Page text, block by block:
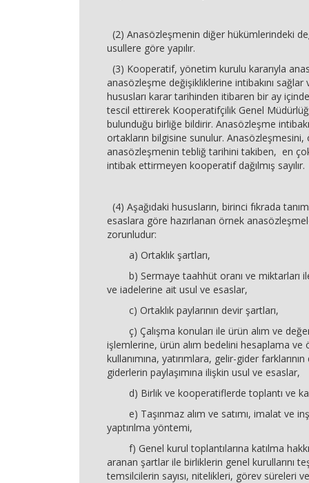
(2) Anasözleşmenin diğer hükümlerindeki
usullere göre yapılır.
(3) Kooperatif, yönetim kurulu kararıyla
anasözleşme değişikliklerine intibakını
hususları karar tarihinden itibaren bir ay
tescil ettirerek Kooperatifçilik Genel
bulunduğu birliğe bildirir. Anasözleşme
ortakların bilgisine sunulur. Anasözleşmesini,
anasözleşmenin tebliğ tarihini takiben, en
intibak ettirmeyen kooperatif dağılmış sayılır.
(4) Aşağıdaki hususların, birinci fıkrada
esaslara göre hazırlanan örnek
zorunludur:
a) Ortaklık şartları,
b) Sermaye taahhüt oranı ve miktarları
ve iadelerine ait usul ve esaslar,
c) Ortaklık paylarının devir şartları,
ç) Çalışma konuları ile ürün alım ve
işlemlerine, ürün alım bedelini hesaplama ve
kullanımına, yatırımlara, gelir-gider farklarının
giderlerin paylaşımına ilişkin usul ve esaslar,
d) Birlik ve kooperatiflerde toplantı ve
e) Taşınmaz alım ve satımı, imalat ve
yaptırılma yöntemi,
f) Genel kurul toplantılarına katılma
aranan şartlar ile birliklerin genel kurullarını
temsilcilerin sayısı, nitelikleri, görev süreleri